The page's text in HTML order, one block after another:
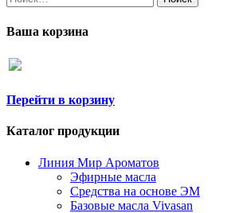
Ваша корзина
Перейти в корзину
Каталог продукции
Линия Мир Ароматов
Эфирные масла
Средства на основе ЭМ
Базовые масла Vivasan